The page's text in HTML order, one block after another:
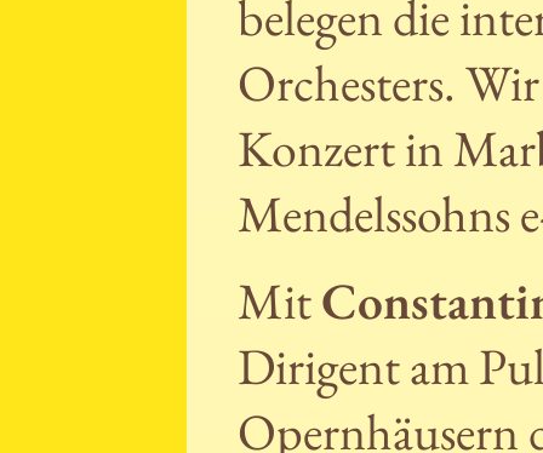
belegen die
Orchesters.
Konzert in
Mendelssohns
Mit
Dirigent am
Opernhäusern